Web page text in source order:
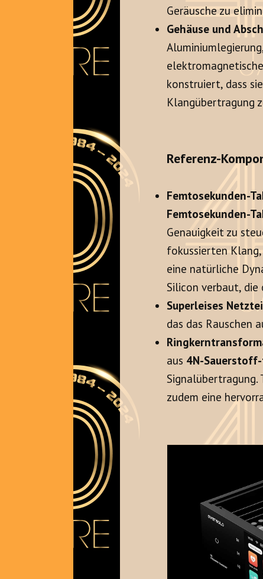
Geräusche zu
Gehäuse und
konstruiert, dass
Klangübertragung
Referenz-
Femtosekunden-
Femtosekunden-
Genauigkeit zu
fokussierten
eine natürliche
Silicon verbaut, die
Superleises
das das Rauschen
aus 4N-
Signalübertragung.
zudem eine